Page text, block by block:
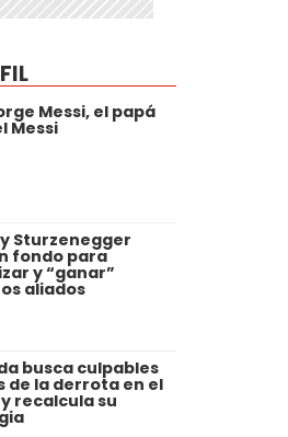
Messi, el papá
Messi
Sturzenegger
fondo para
y “ganar”
aliados
busca culpables
de la derrota en el
recalcula su